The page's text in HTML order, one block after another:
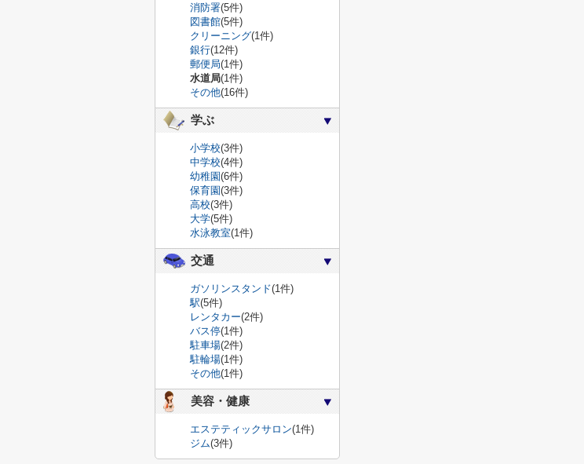
消防署(5件)
図書館(5件)
クリーニング(1件)
銀行(12件)
郵便局(1件)
水道局(1件)
その他(16件)
学ぶ
小学校(3件)
中学校(4件)
幼稚園(6件)
保育園(3件)
高校(3件)
大学(5件)
水泳教室(1件)
交通
ガソリンスタンド(1件)
駅(5件)
レンタカー(2件)
バス停(1件)
駐車場(2件)
駐輪場(1件)
その他(1件)
美容・健康
エステティックサロン(1件)
ジム(3件)